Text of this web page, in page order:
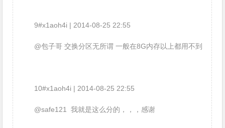
9#x1aoh4i | 2014-08-25 22:55
@包子哥 交换分区无所谓 一般在8G内存以上都用不到
10#x1aoh4i | 2014-08-25 22:55
@safe121 我就是这么分的，，，感谢